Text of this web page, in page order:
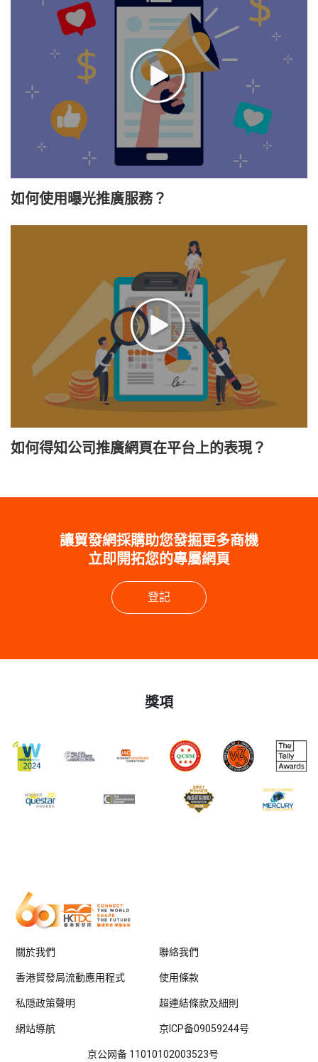
如何使用曝光推廣服務？
如何得知公司推廣網頁在平台上的表現？
讓貿發網採購助您發掘更多商機
立即開拓您的專屬網頁
登記
獎項
關於我們 聯絡我們
香港貿發局流動應用程式 使用條款
私隠政策聲明 超連結條款及細則
網站導航 京ICP备09059244号
京公网备 11010102003523号